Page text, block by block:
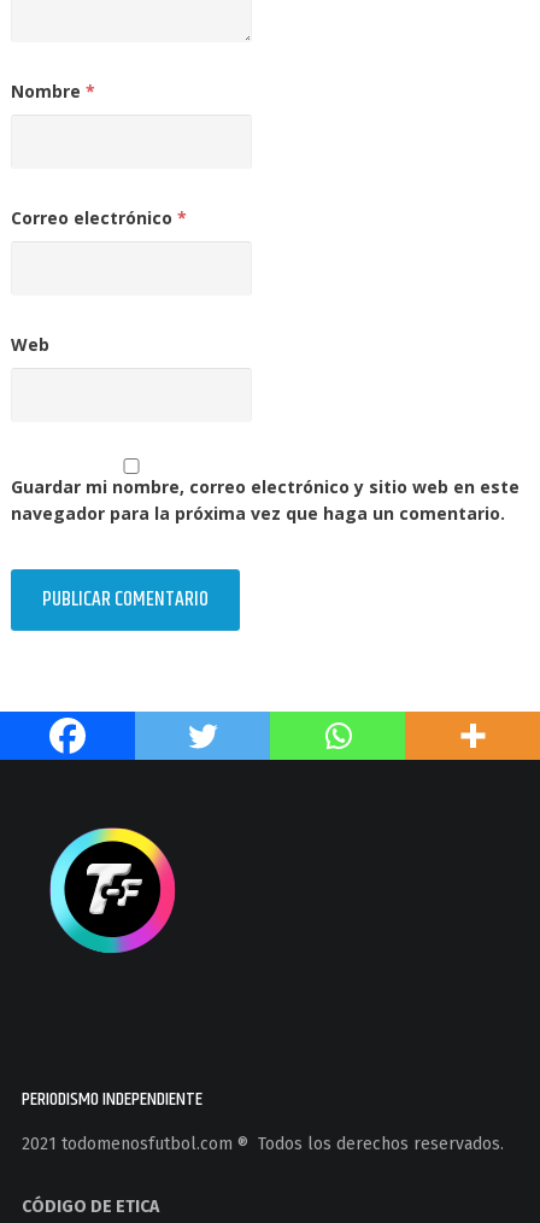
Nombre *
Correo electrónico *
Web
Guardar mi nombre, correo electrónico y sitio web en este
navegador para la próxima vez que haga un comentario.
PERIODISMO INDEPENDIENTE
2021 todomenosfutbol.com ®️ Todos los derechos reservados.
CÓDIGO DE ETICA